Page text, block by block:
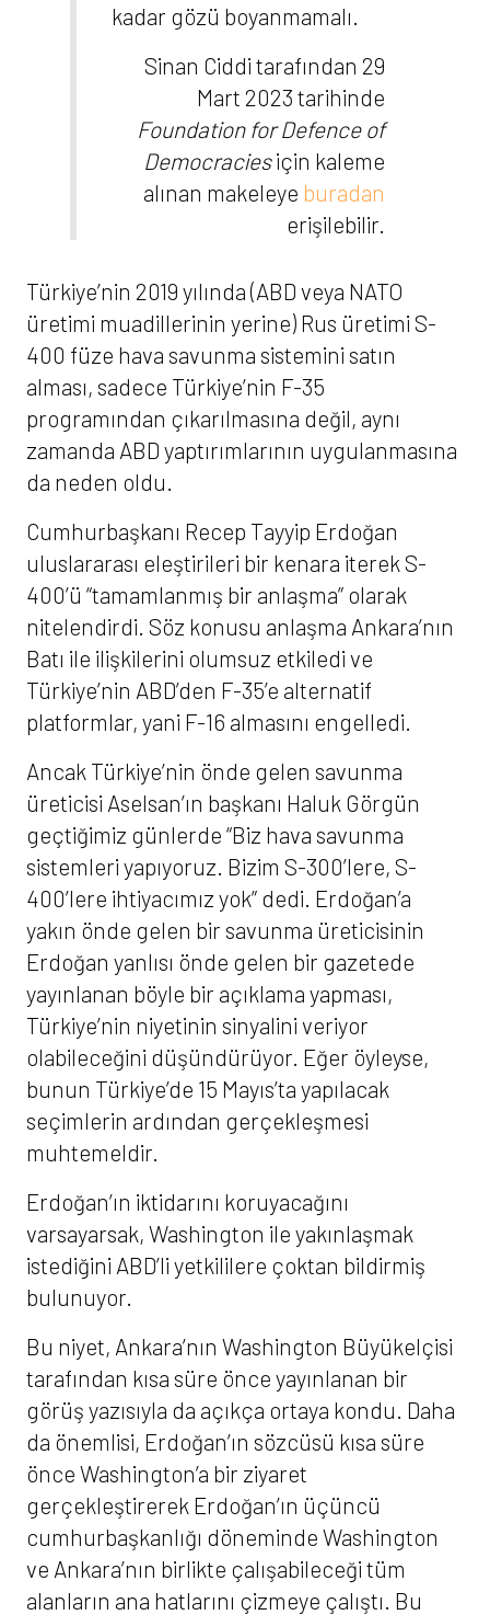
kadar gözü boyanmamalı.
Sinan Ciddi tarafından 29
Mart 2023 tarihinde
Foundation for Defence of
Democraciesiçin kaleme
alınan makeleye buradan
erişilebilir.
Türkiye’nin 2019 yılında (ABD veya NATO
üretimi muadillerinin yerine) Rus üretimi S-
400 füze hava savunma sistemini satın
alması, sadece Türkiye’nin F-35
programından çıkarılmasına değil, aynı
zamanda ABD yaptırımlarının uygulanmasına
da neden oldu.
Cumhurbaşkanı Recep Tayyip Erdoğan
uluslararası eleştirileri bir kenara iterek S-
400’ü “tamamlanmış bir anlaşma” olarak
nitelendirdi. Söz konusu anlaşma Ankara’nın
Batı ile ilişkilerini olumsuz etkiledi ve
Türkiye’nin ABD’den F-35’e alternatif
platformlar, yani F-16 almasını engelledi.
Ancak Türkiye’nin önde gelen savunma
üreticisi Aselsan’ın başkanı Haluk Görgün
geçtiğimiz günlerde “Biz hava savunma
sistemleri yapıyoruz. Bizim S-300’lere, S-
400’lere ihtiyacımız yok” dedi. Erdoğan’a
yakın önde gelen bir savunma üreticisinin
Erdoğan yanlısı önde gelen bir gazetede
yayınlanan böyle bir açıklama yapması,
Türkiye’nin niyetinin sinyalini veriyor
olabileceğini düşündürüyor. Eğer öyleyse,
bunun Türkiye’de 15 Mayıs’ta yapılacak
seçimlerin ardından gerçekleşmesi
muhtemeldir.
Erdoğan’ın iktidarını koruyacağını
varsayarsak, Washington ile yakınlaşmak
istediğini ABD’li yetkililere çoktan bildirmiş
bulunuyor.
Bu niyet, Ankara’nın Washington Büyükelçisi
tarafından kısa süre önce yayınlanan bir
görüş yazısıyla da açıkça ortaya kondu. Daha
da önemlisi, Erdoğan’ın sözcüsü kısa süre
önce Washington’a bir ziyaret
gerçekleştirerek Erdoğan’ın üçüncü
cumhurbaşkanlığı döneminde Washington
ve Ankara’nın birlikte çalışabileceği tüm
alanların ana hatlarını çizmeye çalıştı. Bu